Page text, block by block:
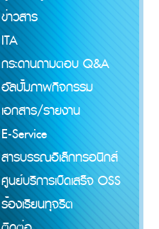
ข่าวสาร
ITA
กระดานถามตอบ Q&A
อัลบั้มภาพกิจกรรม
เอกสาร/รายงาน
E-Service
สารบรรณอิเล็กทรอนิกส์
ศูนย์บริการเบ็ดเสร็จ OSS
ร้องเรียนทุจริต